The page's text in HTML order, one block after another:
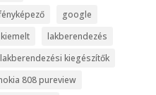
google
kiemelt
lakberendezés
lakberendezési kiegészítők
808 pureview